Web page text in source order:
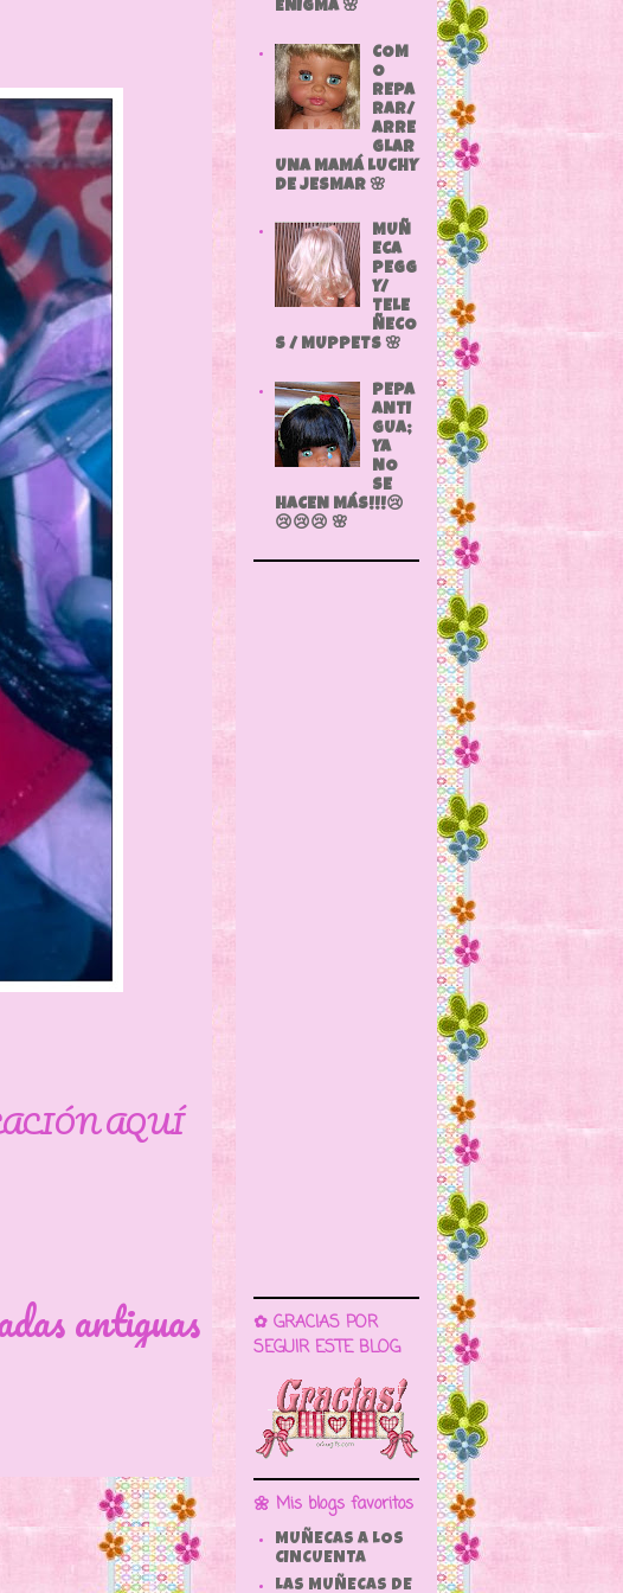
AQUÍ
antiguas
ENIGMA 🌸
COM
O
REPA
RAR/
ARRE
GLAR
UNA MAMÁ LUCHY
DE JESMAR 🌸
MUÑ
ECA
PEGG
Y/
TELE
ÑECO
S / MUPPETS 🌸
PEPA
ANTI
GUA;
YA
NO
SE
HACEN MÁS!!!😢
😢😢😢 🌸
✿ GRACIAS POR
SEGUIR ESTE BLOG
🌼 Mis blogs favoritos
MUÑECAS A LOS
CINCUENTA
LAS MUÑECAS DE